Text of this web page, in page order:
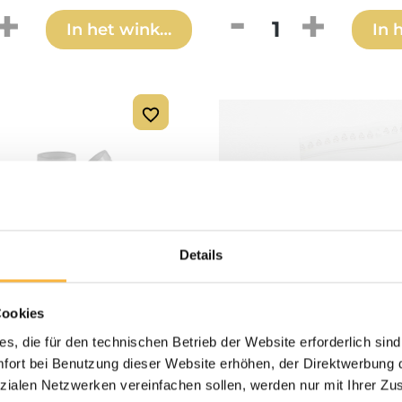
Details
die für den technischen Betrieb der Website erforderlich
bei Benutzung dieser Website erhöhen, der Direktwerbung
Netzwerken vereinfachen sollen, werden nur mit Ihrer
Voer de gewenste
In het winkelmandje In
€ 8,90*
Jenter celdrager glad